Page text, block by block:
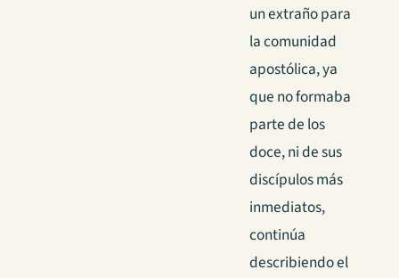
un extraño para
la comunidad
apostólica, ya
que no formaba
parte de los
doce, ni de sus
discípulos más
inmediatos,
continúa
describiendo el